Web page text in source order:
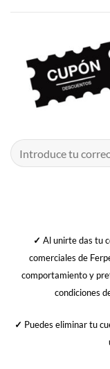
✓ Al unirte das tu
comerciales de
comportamiento y
condiciones
✓ Puedes eliminar tu